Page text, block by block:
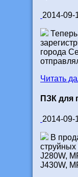
2014-09-
города
Читать
ПЗК для
2014-09-
В
J280W,
J430W,